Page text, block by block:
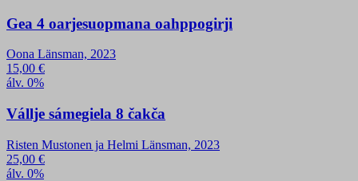
Gea 4 oarjesuopmana oahppogirji
Oona Länsman, 2023
15,00 €
álv. 0%
Vállje sámegiela 8 čakča
Risten Mustonen ja Helmi Länsman, 2023
25,00 €
álv. 0%